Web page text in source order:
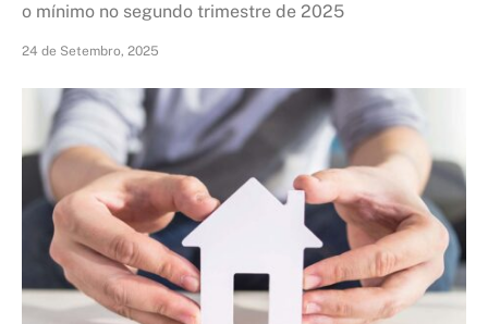
o mínimo no segundo trimestre de 2025
24 de Setembro, 2025